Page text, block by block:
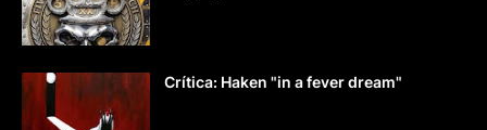
Crítica: Haken "in a fever dream"